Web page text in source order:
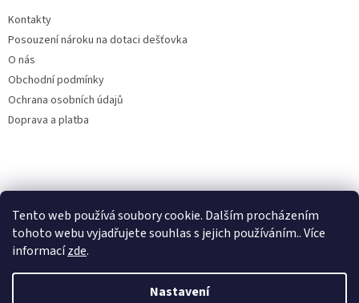
Tento web používá soubory cookie. Dalším procházením
tohoto webu vyjadřujete souhlas s jejich používáním.. Více
informacízde.
Nastavení
Kontakty
Posouzení nároku na dotaci dešťovka
O nás
Obchodní podmínky
Ochrana osobních údajů
Doprava a platba
Filtry dešťové vody
Vytvořil Shoptet
Online
Začít konverzaci